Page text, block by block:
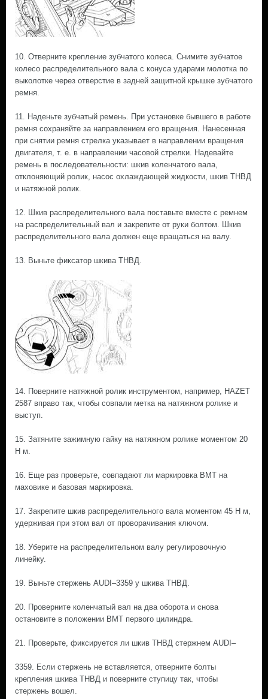
10. Отверните крепление зубчатого колеса. Снимите зубчатое
колесо распределительного вала с конуса ударами молотка по
выколотке через отверстие в задней защитной крышке зубчатого
ремня.
11. Наденьте зубчатый ремень. При установке бывшего в работе
ремня сохраняйте за направлением его вращения. Нанесенная
при снятии ремня стрелка указывает в направлении вращения
двигателя, т. е. в направлении часовой стрелки. Надевайте
ремень в последовательности: шкив коленчатого вала,
отклоняющий ролик, насос охлаждающей жидкости, шкив ТНВД
и натяжной ролик.
12. Шкив распределительного вала поставьте вместе с ремнем
на распределительный вал и закрепите от руки болтом. Шкив
распределительного вала должен еще вращаться на валу.
13. Выньте фиксатор шкива ТНВД.
14. Поверните натяжной ролик инструментом, например, HAZET
2587 вправо так, чтобы совпали метка на натяжном ролике и
выступ.
15. Затяните зажимную гайку на натяжном ролике моментом 20
Н м.
16. Еще раз проверьте, совпадают ли маркировка ВМТ на
маховике и базовая маркировка.
17. Закрепите шкив распределительного вала моментом 45 Н м,
удерживая при этом вал от проворачивания ключом.
18. Уберите на распределительном валу регулировочную
линейку.
19. Выньте стержень AUDI–3359 у шкива ТНВД.
20. Проверните коленчатый вал на два оборота и снова
остановите в положении ВМТ первого цилиндра.
21. Проверьте, фиксируется ли шкив ТНВД стержнем AUDI–
3359. Если стержень не вставляется, отверните болты
крепления шкива ТНВД и поверните ступицу так, чтобы
стержень вошел.